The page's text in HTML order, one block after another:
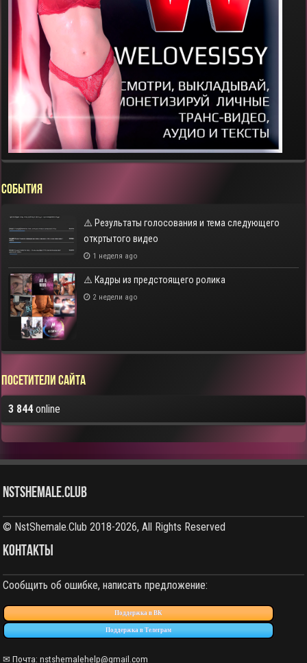
СОБЫТИЯ
⚠️ Результаты голосования и тема следующего
откртытого видео
1 неделя ago
⚠️ Кадры из предстоящего ролика
2 недели ago
Посетители сайта
3 844online
NstShemale.Club
© NstShemale.Club 2018-2026, All Rights Reserved
КОНТАКТЫ
Сообщить об ошибке, написать предложение:
Поддержка в ВК
Поддержка в Телеграм
✉ Почта: nstshemalehelp@gmail.com